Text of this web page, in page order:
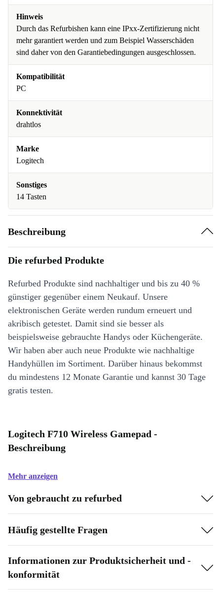
Hinweis
Durch das Refurbishen kann eine IPxx-Zertifizierung nicht
mehr garantiert werden und zum Beispiel Wasserschäden
sind daher von den Garantiebedingungen ausgeschlossen.
Kompatibilität
PC
Konnektivität
drahtlos
Marke
Logitech
Sonstiges
14 Tasten
Beschreibung
Die refurbed Produkte
Refurbed Produkte sind nachhaltiger und bis zu 40 %
günstiger gegenüber einem Neukauf. Unsere
elektronischen Geräte werden rundum erneuert und
akribisch getestet. Damit sind sie besser als
beispielsweise gebrauchte Handys oder Küchengeräte.
Wir haben aber auch neue Produkte wie nachhaltige
Handyhüllen im Sortiment. Darüber hinaus bekommst
du mindestens 12 Monate Garantie und kannst 30 Tage
gratis testen.
Logitech F710 Wireless Gamepad -
Beschreibung
Mehr anzeigen
Von gebraucht zu refurbed
Häufig gestellte Fragen
Informationen zur Produktsicherheit und -
konformität